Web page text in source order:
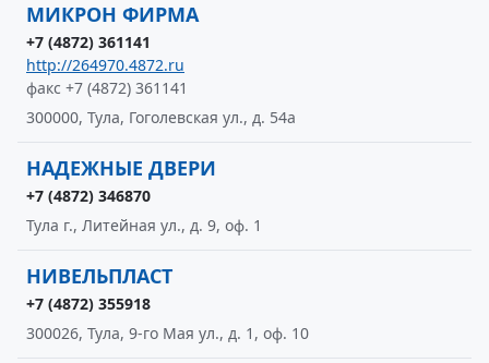
МИКРОН ФИРМА
+7 (4872) 361141
http://264970.4872.ru
факс +7 (4872) 361141
300000, Тула, Гоголевская ул., д. 54а
НАДЕЖНЫЕ ДВЕРИ
+7 (4872) 346870
Тула г., Литейная ул., д. 9, оф. 1
НИВЕЛЬПЛАСТ
+7 (4872) 355918
300026, Тула, 9-го Мая ул., д. 1, оф. 10